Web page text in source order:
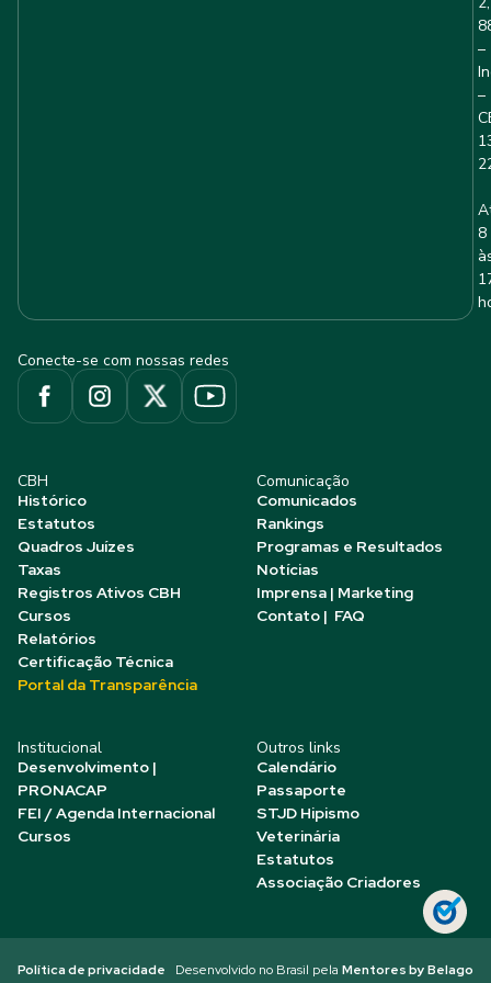
–
–
8
Conecte-se com nossas redes
CBH
Histórico
Estatutos
Quadros Juízes
Taxas
Registros Ativos CBH
Cursos
Relatórios
Certificação Técnica
Portal da Transparência
Comunicação
Comunicados
Rankings
Programas e Resultados
Notícias
Imprensa | Marketing
Contato | FAQ
Institucional
Desenvolvimento |
PRONACAP
FEI / Agenda Internacional
Cursos
Outros links
Calendário
Passaporte
STJD Hipismo
Veterinária
Estatutos
Associação Criadores
Política de privacidade Desenvolvido no Brasil pela Mentores by Belago